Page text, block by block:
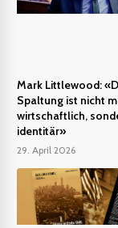
Mark Littlewood:
Spaltung ist nicht
wirtschaftlich,
identitär»
29. April 2026